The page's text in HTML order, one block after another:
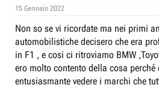
s
15 Gennaio 2022
Non so se vi ricordate ma nei primi
automobilistiche decisero che era
in F1 , e cosi ci ritroviamo BMW
ero molto contento della cosa perché
entusiasmante vedere i marchi che